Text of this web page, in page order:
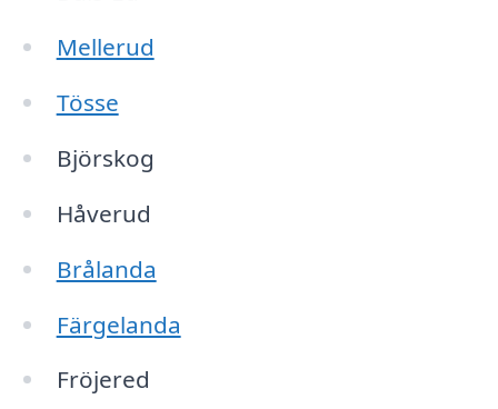
Mellerud
Tösse
Björskog
Håverud
Brålanda
Färgelanda
Fröjered